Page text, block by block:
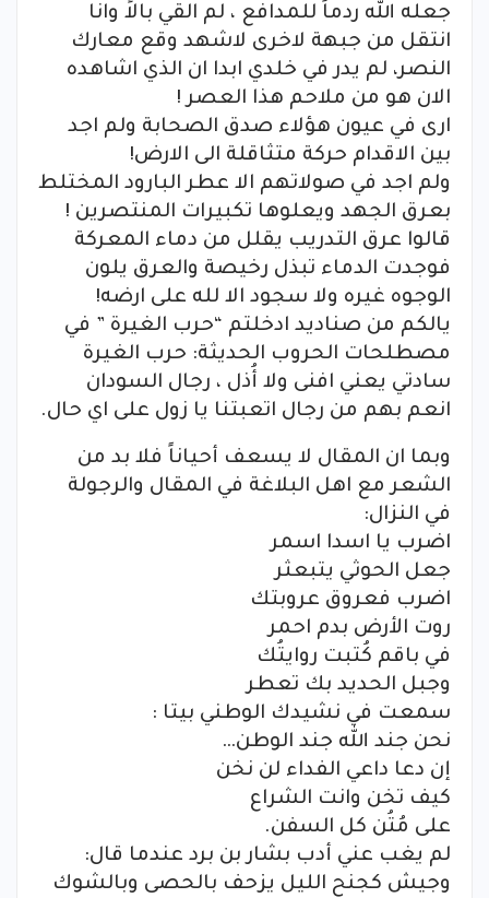
جعله الله ردماً للمدافع ، لم القي بالاً وانا
انتقل من جبهة لاخرى لاشهد وقع معارك
النصر، لم يدر في خلدي ابدا ان الذي اشاهده
الان هو من ملاحم هذا العصر !
ارى في عيون هؤلاء صدق الصحابة ولم اجد
بين الاقدام حركة متثاقلة الى الارض!
ولم اجد في صولاتهم الا عطر البارود المختلط
بعرق الجهد ويعلوها تكبيرات المنتصرين !
قالوا عرق التدريب يقلل من دماء المعركة
فوجدت الدماء تبذل رخيصة والعرق يلون
الوجوه غيره ولا سجود الا لله على ارضه!
يالكم من صناديد ادخلتم “حرب الغيرة ” في
مصطلحات الحروب الحديثة: حرب الغيرة
سادتي يعني افنى ولا أُذل ، رجال السودان
انعم بهم من رجال اتعبتنا يا زول على اي حال.
وبما ان المقال لا يسعف أحياناً فلا بد من
الشعر مع اهل البلاغة في المقال والرجولة
في النزال:
اضرب يا اسدا اسمر
جعل الحوثي يتبعثر
اضرب فعروق عروبتك
روت الأرض بدم احمر
في باقم كُتبت روايتُك
وجبل الحديد بك تعطر
سمعت في نشيدك الوطني بيتا :
نحن جند الله جند الوطن…
إن دعا داعي الفداء لن نخن
كيف تخن وانت الشراع
على مُتُن كل السفن.
لم يغب عني أدب بشار بن برد عندما قال:
وجيش كجنح الليل يزحف بالحصى وبالشوك